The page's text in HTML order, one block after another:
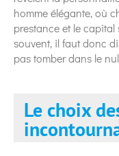
homme élégante, où
prestance et le capital
souvent, il faut donc
pas tomber dans le
Le choix